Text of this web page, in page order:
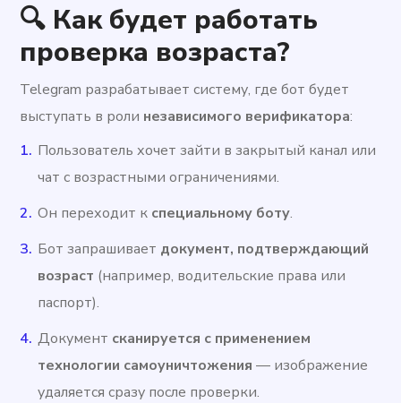
🔍 Как будет работать
проверка возраста?
Telegram разрабатывает систему, где бот будет
выступать в роли независимого верификатора:
Пользователь хочет зайти в закрытый канал или
чат с возрастными ограничениями.
Он переходит к специальному боту.
Бот запрашивает документ, подтверждающий
возраст (например, водительские права или
паспорт).
Документ сканируется с применением
технологии самоуничтожения — изображение
удаляется сразу после проверки.